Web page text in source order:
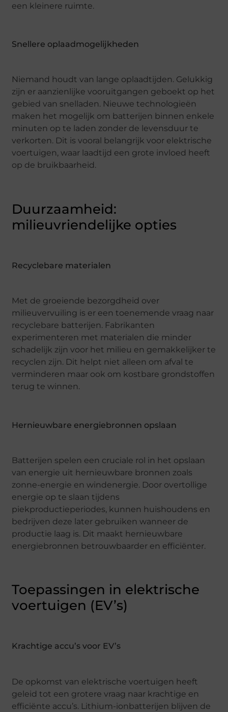
een kleinere ruimte.
Snellere oplaadmogelijkheden
Niemand houdt van lange oplaadtijden. Gelukkig
zijn er aanzienlijke vooruitgangen geboekt op het
gebied van snelladen. Nieuwe technologieën
maken het mogelijk om batterijen binnen enkele
minuten op te laden zonder de levensduur te
verkorten. Dit is vooral belangrijk voor elektrische
voertuigen, waar laadtijd een grote invloed heeft
op de bruikbaarheid.
Duurzaamheid:
milieuvriendelijke opties
Recyclebare materialen
Met de groeiende bezorgdheid over
milieuvervuiling is er een toenemende vraag naar
recyclebare batterijen. Fabrikanten
experimenteren met materialen die minder
schadelijk zijn voor het milieu en gemakkelijker te
recyclen zijn. Dit helpt niet alleen om afval te
verminderen maar ook om kostbare grondstoffen
terug te winnen.
Hernieuwbare energiebronnen opslaan
Batterijen spelen een cruciale rol in het opslaan
van energie uit hernieuwbare bronnen zoals
zonne-energie en windenergie. Door overtollige
energie op te slaan tijdens
piekproductieperiodes, kunnen huishoudens en
bedrijven deze later gebruiken wanneer de
productie laag is. Dit maakt hernieuwbare
energiebronnen betrouwbaarder en efficiënter.
Toepassingen in elektrische
voertuigen (EV’s)
Krachtige accu’s voor EV’s
De opkomst van elektrische voertuigen heeft
geleid tot een grotere vraag naar krachtige en
efficiënte accu’s. Lithium-ionbatterijen blijven de